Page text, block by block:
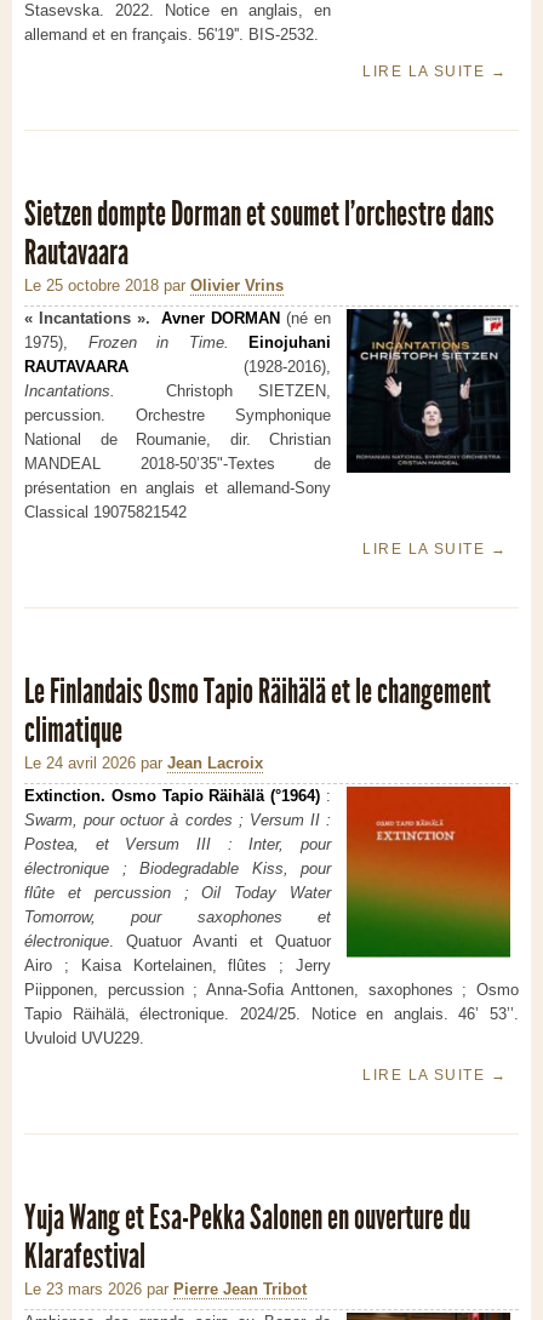
Stasevska. 2022. Notice en anglais, en
allemand et en français. 56'19''. BIS-2532.
LIRE LA SUITE →
Sietzen dompte Dorman et soumet l’orchestre dans
Rautavaara
Le 25 octobre 2018 par Olivier Vrins
« Incantations ».Avner DORMAN (né en
1975), Frozen in Time.
Einojuhani
RAUTAVAARA (1928-2016),
Incantations. Christoph SIETZEN,
percussion. Orchestre Symphonique
National de Roumanie, dir. Christian
MANDEAL 2018-50’35"-Textes de
présentation en anglais et allemand-Sony
Classical 19075821542
LIRE LA SUITE →
Le Finlandais Osmo Tapio Räihälä et le changement
climatique
Le 24 avril 2026 par Jean Lacroix
Extinction. Osmo Tapio Räihälä (°1964) :
Swarm, pour octuor à cordes ; Versum II :
Postea, et Versum III : Inter, pour
électronique ; Biodegradable Kiss, pour
flûte et percussion ; Oil Today Water
Tomorrow, pour saxophones et
électronique. Quatuor Avanti et Quatuor
Airo ; Kaisa Kortelainen, flûtes ; Jerry
Piipponen, percussion ; Anna-Sofia Anttonen, saxophones ; Osmo
Tapio Räihälä, électronique. 2024/25. Notice en anglais. 46’ 53’’.
Uvuloid UVU229.
LIRE LA SUITE →
Yuja Wang et Esa-Pekka Salonen en ouverture du
Klarafestival
Le 23 mars 2026 par Pierre Jean Tribot